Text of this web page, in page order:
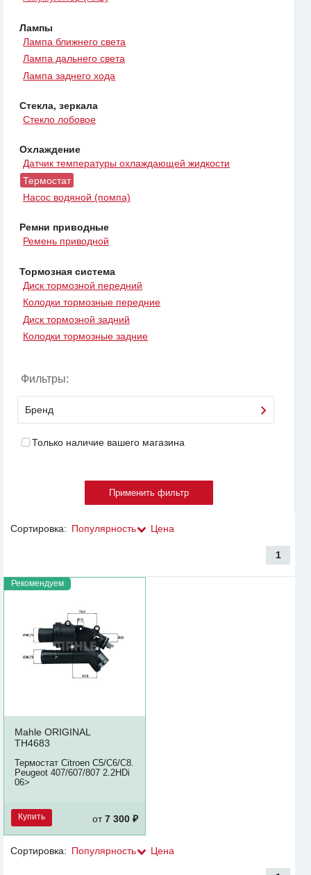
Лампы
Лампа ближнего света
Лампа дальнего света
Лампа заднего хода
Стекла, зеркала
Стекло лобовое
Охлаждение
Датчик температуры охлаждающей жидкости
Термостат
Насос водяной (помпа)
Ремни приводные
Ремень приводной
Тормозная система
Диск тормозной передний
Колодки тормозные передние
Диск тормозной задний
Колодки тормозные задние
Фильтры:
Бренд
Только наличие вашего магазина
Сортировка: Популярность Цена
1
Рекомендуем
Mahle ORIGINAL
TH4683
Термостат Citroen C5/C6/C8.
Peugeot 407/607/807 2.2HDi
06>
Купить от7 300 ₽
Сортировка: Популярность Цена